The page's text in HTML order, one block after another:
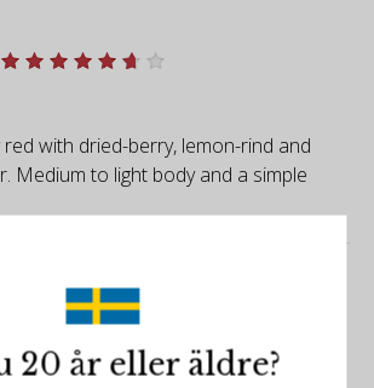
with dried-berry, lemon-rind and
Medium to light body and a simple
20 år eller äldre?